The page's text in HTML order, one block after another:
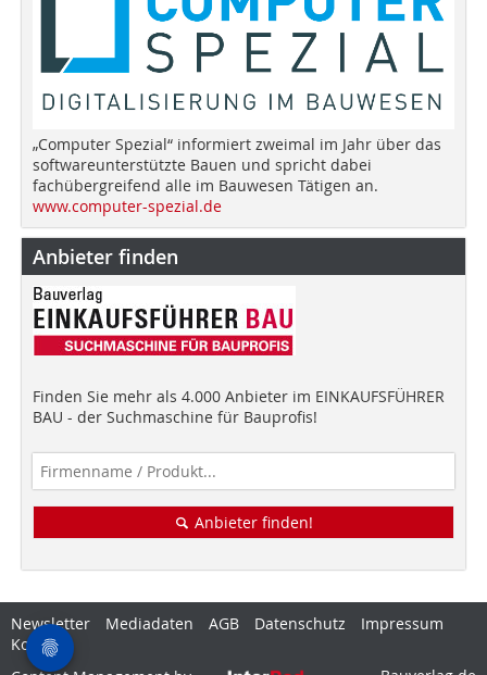
„Computer Spezial“ informiert zweimal im Jahr über das
softwareunterstützte Bauen und spricht dabei
fachübergreifend alle im Bauwesen Tätigen an.
www.computer-spezial.de
Anbieter finden
Finden Sie mehr als 4.000 Anbieter im EINKAUFSFÜHRER
BAU - der Suchmaschine für Bauprofis!
Anbieter finden!
Newsletter Mediadaten AGB Datenschutz
Impressum
Kontakt